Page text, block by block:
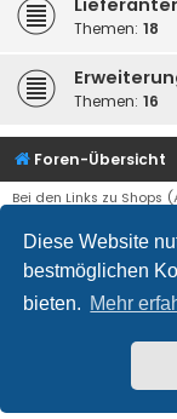
Diese Website
bestmöglichen
bieten. Mehr
Themen: 18
Themen: 16
Foren-Übersicht
Bei den Links zu Shops
Stern (*) markiert
den Kauf eines
Umsatzbeteiligung
Einnahmen